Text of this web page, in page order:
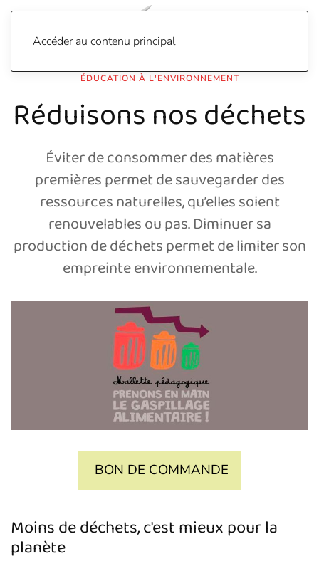
Accéder au contenu principal
ÉDUCATION À L'ENVIRONNEMENT
Réduisons nos déchets
Éviter de consommer des matières
premières permet de sauvegarder des
ressources naturelles, qu’elles soient
renouvelables ou pas. Diminuer sa
production de déchets permet de limiter son
empreinte environnementale.
BON DE COMMANDE
Moins de déchets, c'est mieux pour la
planète